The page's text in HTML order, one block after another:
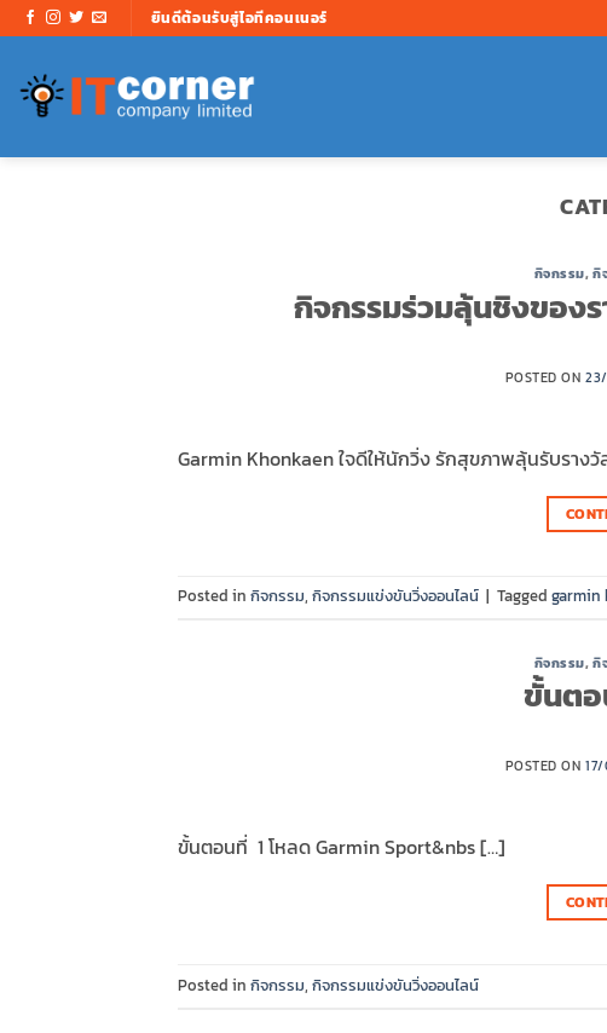
ข้าม
ไป
เนื้อหา
ยินดีต้อนรับสู่ไอทีคอนเนอร์
กิจกรรม,กิ
กิจกรรมร่วมลุ้นชิงของ
POSTED ON
Garmin Khonkaen ใจดีให้นักวิ่ง รักสุขภาพลุ้นรับราง
Posted in กิจกรรม, กิจกรรมแข่งขันวิ่งออนไลน์ | Tagged garmin
กิจกรรม,กิ
ขั้นตอ
POSTED ON
ขั้นตอนที่ 1 โหลด Garmin Sport&nbs […]
Posted in กิจกรรม, กิจกรรมแข่งขันวิ่งออนไลน์